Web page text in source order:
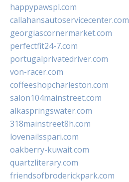
happypawspl.com
callahansautoservicecenter.com
georgiascornermarket.com
perfectfit24-7.com
portugalprivatedriver.com
von-racer.com
coffeeshopcharleston.com
salon104mainstreet.com
alkaspringswater.com
318mainstreet8h.com
lovenailsspari.com
oakberry-kuwait.com
quartzliterary.com
friendsofbroderickpark.com